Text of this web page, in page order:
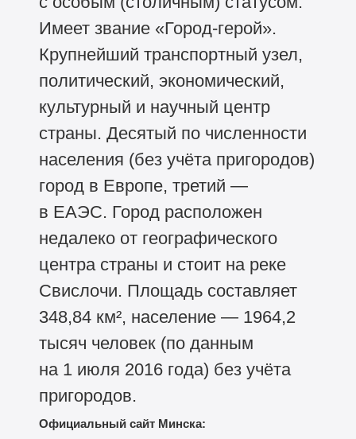
Имеет звание «Город-герой».
Крупнейший транспортный узел,
политический, экономический,
культурный и научный центр
страны. Десятый по численности
населения (без учёта пригородов)
город в Европе, третий —
в ЕАЭС. Город расположен
недалеко от географического
центра страны и стоит на реке
Свислочи. Площадь составляет
348,84 км², население — 1964,2
тысяч человек (по данным
на 1 июля 2016 года) без учёта
пригородов.
Официальный сайт Минска: